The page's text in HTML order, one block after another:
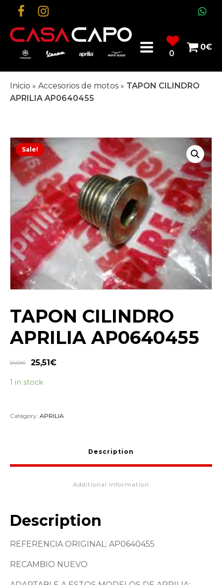
0
0€
Inicio » Accesorios de motos » TAPON CILINDRO
APRILIA AP0640455
Sale!
TAPON CILINDRO
APRILIA AP0640455
51,01€ 25,51€
1 in stock
Category: APRILIA
Description
Additional Information
Description
REFERENCIA ORIGINAL: AP0640455
RECAMBIO NUEVO